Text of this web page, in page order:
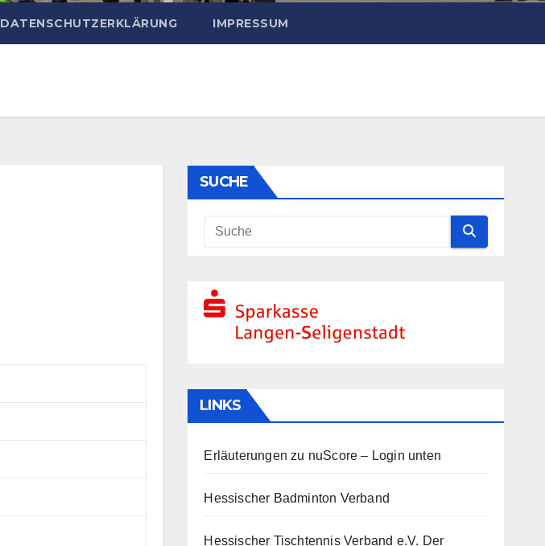
DATENSCHUTZERKLÄRUNG IMPRESSUM
SUCHE
LINKS
Erläuterungen zu nuScore – Login unten
Hessischer Badminton Verband
Hessischer Tischtennis Verband e.V. Der